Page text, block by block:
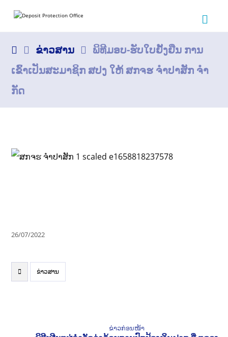
ຂ່າວສານ
ພິທີມອບ-ຮັບໃບຢັ້ງຢືນ ການ
ເຂົ້າເປັນສະມາຊິກ ສປງ ໃຫ້ ສກຈຮ ຈໍາປາສັກ ຈໍາ
ກັດ
26/07/2022
ຂ່າວສານ
ຂ່າວກ່ອນໜ້າ